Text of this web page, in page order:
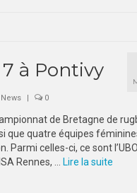
à Pontivy
News 0
de Bretagne de
que quatre équipes
celles-ci, ce sont
Rennes, … Lire la suite­­